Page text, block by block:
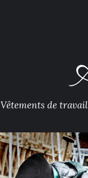
Vêtements de travail